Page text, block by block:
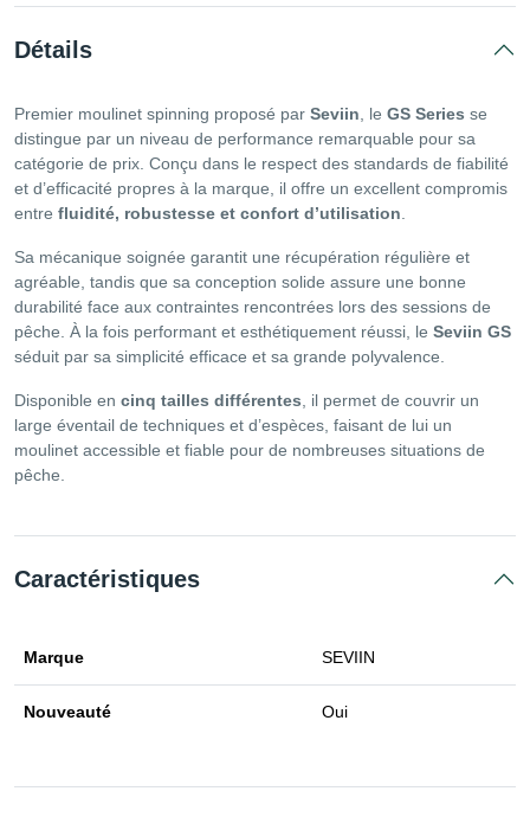
Détails
Premier moulinet spinning proposé par Seviin, le GS Series se
distingue par un niveau de performance remarquable pour sa
catégorie de prix. Conçu dans le respect des standards de fiabilité
et d’efficacité propres à la marque, il offre un excellent compromis
entre fluidité, robustesse et confort d’utilisation.
Sa mécanique soignée garantit une récupération régulière et
agréable, tandis que sa conception solide assure une bonne
durabilité face aux contraintes rencontrées lors des sessions de
pêche. À la fois performant et esthétiquement réussi, le Seviin GS
séduit par sa simplicité efficace et sa grande polyvalence.
Disponible en cinq tailles différentes, il permet de couvrir un
large éventail de techniques et d’espèces, faisant de lui un
moulinet accessible et fiable pour de nombreuses situations de
pêche.
Caractéristiques
Marque SEVIIN
Nouveauté Oui